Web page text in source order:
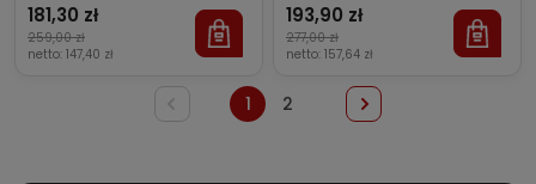
181,30 zł
259,00 zł
netto: 147,40 zł
193,90 zł
277,00 zł
netto: 157,64 zł
1 2